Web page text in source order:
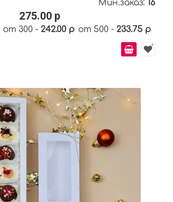
Мин.заказ: 16
275.00 р
от 300 - 242.00 р от 500 - 233.75 р